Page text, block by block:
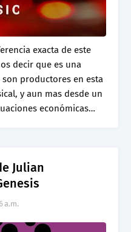
exacta de este
decir que es una
productores en esta
y aun mas desde un
económicas…
Julian
a.m.